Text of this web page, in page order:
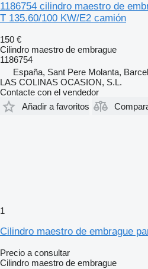
1186754 cilindro maestro de
T 135.60/100 KW/E2 camión
150 €
Cilindro maestro de embrague
1186754
España, Sant Pere Molanta,
LAS COLINAS OCASION, S.L.
Contacte con el vendedor
Añadir a favoritos
1
Cilindro maestro de embrague
Precio a consultar
Cilindro maestro de embrague